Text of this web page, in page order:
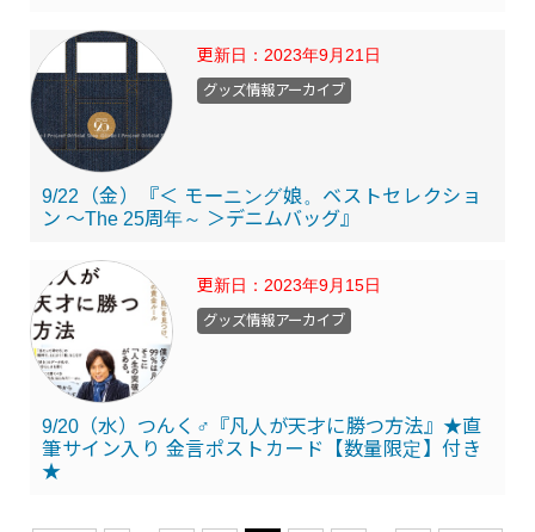
更新日： 2023年9月21日
9/22（金）『＜ モーニング娘。ベストセレクショ
ン ～The 25周年～ ＞デニムバッグ』
グッズ情報アーカイブ
更新日： 2023年9月15日
9/20（水）つんく♂『凡人が天才に勝つ方法』★直
筆サイン入り 金言ポストカード【数量限定】付き
★
グッズ情報アーカイブ